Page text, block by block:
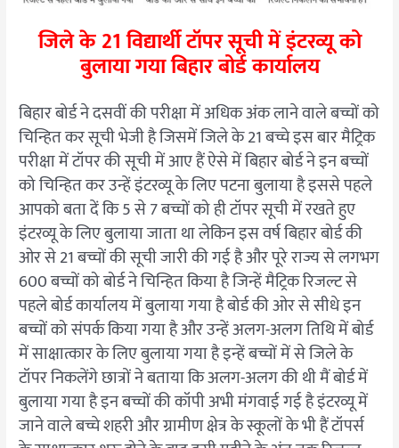
जिले के 21 विद्यार्थी टॉपर सूची में इंटरव्यू को
बुलाया गया बिहार बोर्ड कार्यालय
बिहार बोर्ड ने दसवीं की परीक्षा में अधिक अंक लाने वाले बच्चों को
चिन्हित कर सूची भेजी है जिसमें जिले के 21 बच्चे इस बार मैट्रिक
परीक्षा में टॉपर की सूची में आए हैं ऐसे में बिहार बोर्ड ने इन बच्चों
को चिन्हित कर उन्हें इंटरव्यू के लिए पटना बुलाया है इससे पहले
आपको बता दें कि 5 से 7 बच्चों को ही टॉपर सूची में रखते हुए
इंटरव्यू के लिए बुलाया जाता था लेकिन इस वर्ष बिहार बोर्ड की
ओर से 21 बच्चों की सूची जारी की गई है और पूरे राज्य से लगभग
600 बच्चों को बोर्ड ने चिन्हित किया है जिन्हें मैट्रिक रिजल्ट से
पहले बोर्ड कार्यालय में बुलाया गया है बोर्ड की ओर से सीधे इन
बच्चों को संपर्क किया गया है और उन्हें अलग-अलग तिथि में बोर्ड
में साक्षात्कार के लिए बुलाया गया है इन्हें बच्चों में से जिले के
टॉपर निकलेंगे छात्रों ने बताया कि अलग-अलग की थी मैं बोर्ड में
बुलाया गया है इन बच्चों की कॉपी अभी मंगवाई गई है इंटरव्यू में
जाने वाले बच्चे शहरी और ग्रामीण क्षेत्र के स्कूलों के भी हैं टॉपर्स